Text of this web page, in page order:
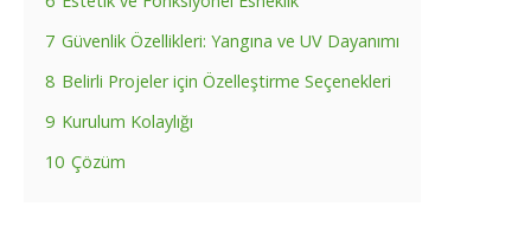
7 Güvenlik Özellikleri: Yangına ve UV Dayanımı
8 Belirli Projeler için Özelleştirme Seçenekleri
9 Kurulum Kolaylığı
10 Çözüm